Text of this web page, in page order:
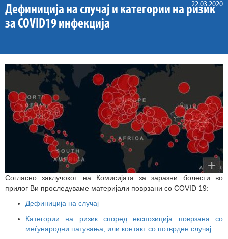
22.03.2020
Дефиниција на случај и категории на ризик
за COVID19 инфекција
Согласно заклучокот на Комисијата за заразни болести во
прилог Ви проследуваме материјали поврзани со COVID 19:
Дефиниција на случај
Категории на ризик според експозиција поврзана со
меѓународни патувања, или контакт со потврден случај